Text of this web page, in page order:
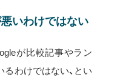
いわけではない
が比較記事やラン
わけではない、とい